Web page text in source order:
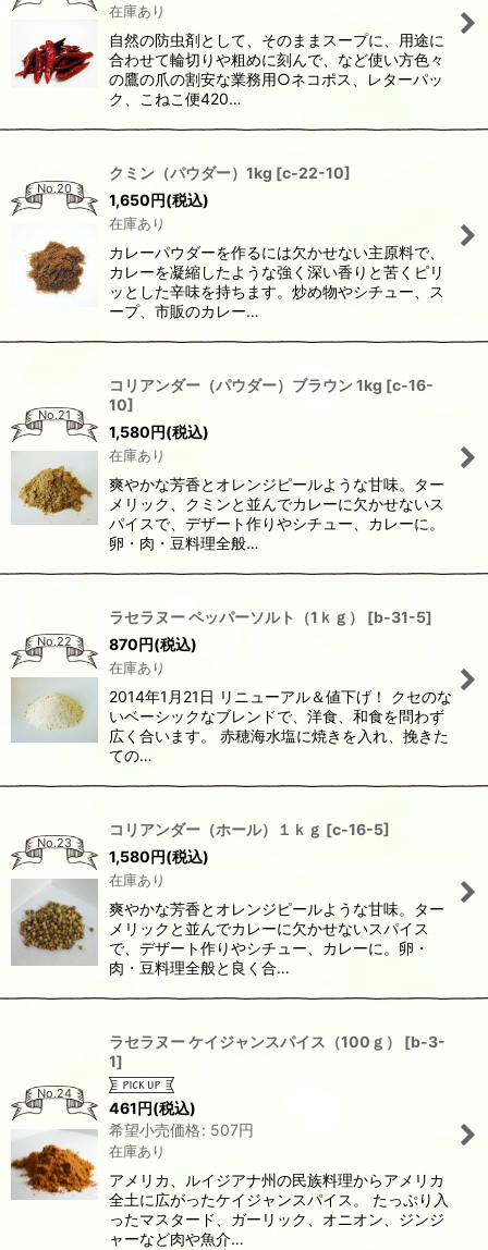
在庫あり
自然の防虫剤として、そのままスープに、用途に
合わせて輪切りや粗めに刻んで、など使い方色々
の鷹の爪の割安な業務用○ネコポス、レターパッ
ク、こねこ便420…
No.20
クミン（パウダー）1kg [c-22-10]
1,650円(税込)
在庫あり
カレーパウダーを作るには欠かせない主原料で、
カレーを凝縮したような強く深い香りと苦くピリ
ッとした辛味を持ちます。炒め物やシチュー、ス
ープ、市販のカレー…
No.21
コリアンダー（パウダー）ブラウン 1kg [c-16-
10]
1,580円(税込)
在庫あり
爽やかな芳香とオレンジピールような甘味。ター
メリック、クミンと並んでカレーに欠かせないス
パイスで、デザート作りやシチュー、カレーに。
卵・肉・豆料理全般…
No.22
ラセラヌー ペッパーソルト（1ｋｇ） [b-31-5]
870円(税込)
在庫あり
2014年1月21日 リニューアル＆値下げ！ クセのな
いベーシックなブレンドで、洋食、和食を問わず
広く合います。 赤穂海水塩に焼きを入れ、挽きた
ての…
No.23
コリアンダー（ホール）１ｋｇ [c-16-5]
1,580円(税込)
在庫あり
爽やかな芳香とオレンジピールような甘味。ター
メリックと並んでカレーに欠かせないスパイス
で、デザート作りやシチュー、カレーに。卵・
肉・豆料理全般と良く合…
No.24
ラセラヌー ケイジャンスパイス（100ｇ） [b-3-
1]
461円(税込)
希望小売価格: 507円
在庫あり
アメリカ、ルイジアナ州の民族料理からアメリカ
全土に広がったケイジャンスパイス。 たっぷり入
ったマスタード、ガーリック、オニオン、ジンジ
ャーなど肉や魚介…